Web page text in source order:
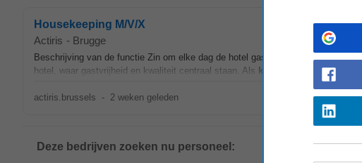
Housekeeping M/V/X
Actiris - Brugge
Beschrijving van de functie Zin om elke dag de hotel gasten een stralende
hotel, waar gastvrijheid en kwaliteit centraal staan. Als kamermeisje maak je
actiris.brussels - 2 weken geleden
Deze bedrijven zoeken nu personeel: